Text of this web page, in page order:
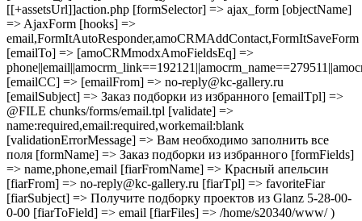
[[+assetsUrl]]action.php [formSelector] => ajax_form [objectName]
=> AjaxForm [hooks] =>
email,FormItAutoResponder,amoCRMAddContact,FormItSaveForm
[emailTo] => [amoCRMmodxAmoFieldsEq] =>
[emailCC] => [emailFrom] => no-reply@kc-gallery.ru
[emailSubject] => Заказ подборки из избранного [emailTpl] =>
@FILE chunks/forms/email.tpl [validate] =>
name:required,email:required,workemail:blank
[validationErrorMessage] => Вам необходимо заполнить все
поля [formName] => Заказ подборки из избранного [formFields]
=> name,phone,email [fiarFromName] => Красный апельсин
[fiarFrom] => no-reply@kc-gallery.ru [fiarTpl] => favoriteFiar
[fiarSubject] => Получите подборку проектов из Glanz 5-28-00-
0-00 [fiarToField] => email [fiarFiles] => /home/s20340/www/ )